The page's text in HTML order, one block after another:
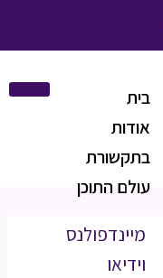
בית
אודות
בתקשורת
עולם התוכן
מיינדפולנס
וידיאו